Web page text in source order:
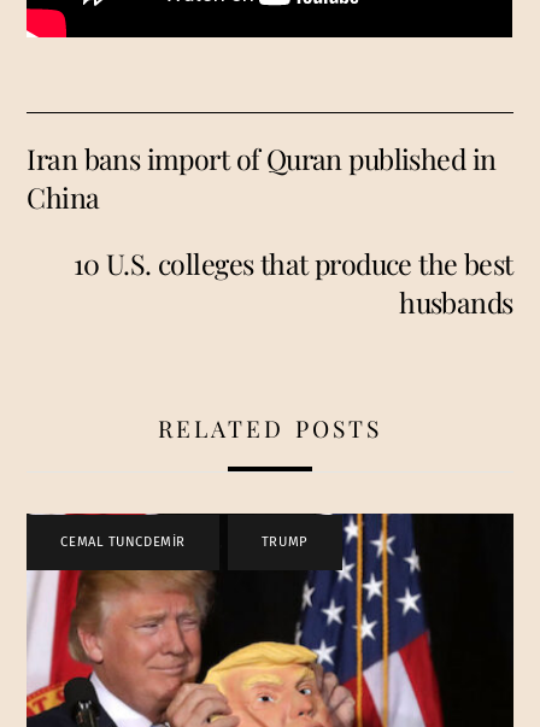
Iran bans import of Quran published in
China
10 U.S. colleges that produce the best
husbands
RELATED POSTS
CEMAL TUNCDEMİR TRUMP